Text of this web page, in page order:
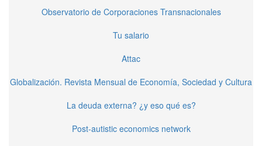
Observatorio de Corporaciones Transnacionales
Tu salario
Attac
Globalización. Revista Mensual de Economía, Sociedad y Cultura
La deuda externa? ¿y eso qué es?
Post-autistic economics network